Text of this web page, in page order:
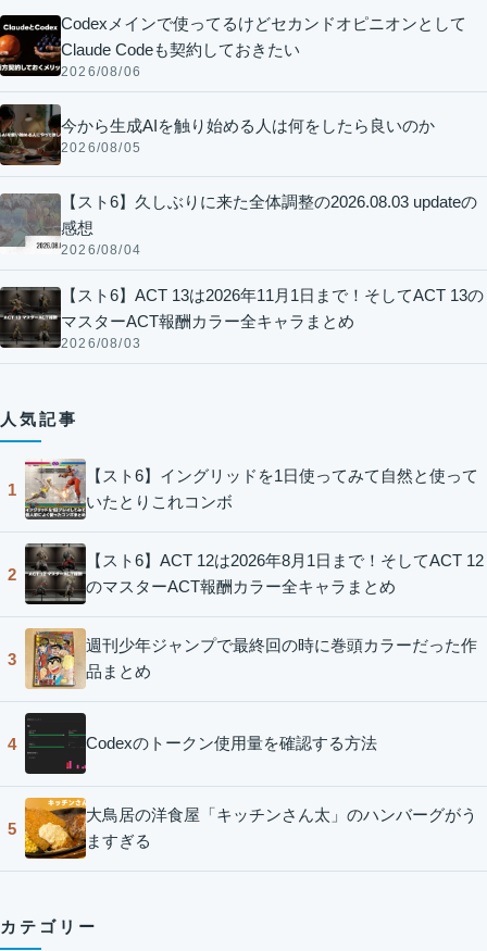
Codexメインで使ってるけどセカンドオピニオンとして
Claude Codeも契約しておきたい
2026/08/06
今から生成AIを触り始める人は何をしたら良いのか
2026/08/05
【スト6】久しぶりに来た全体調整の2026.08.03 updateの
感想
2026/08/04
【スト6】ACT 13は2026年11月1日まで！そしてACT 13の
マスターACT報酬カラー全キャラまとめ
2026/08/03
人気記事
1
【スト6】イングリッドを1日使ってみて自然と使って
いたとりこれコンボ
2
【スト6】ACT 12は2026年8月1日まで！そしてACT 12
のマスターACT報酬カラー全キャラまとめ
3
週刊少年ジャンプで最終回の時に巻頭カラーだった作
品まとめ
4 Codexのトークン使用量を確認する方法
5
大鳥居の洋食屋「キッチンさん太」のハンバーグがう
ますぎる
カテゴリー